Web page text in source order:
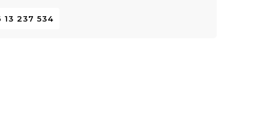
13 237 534